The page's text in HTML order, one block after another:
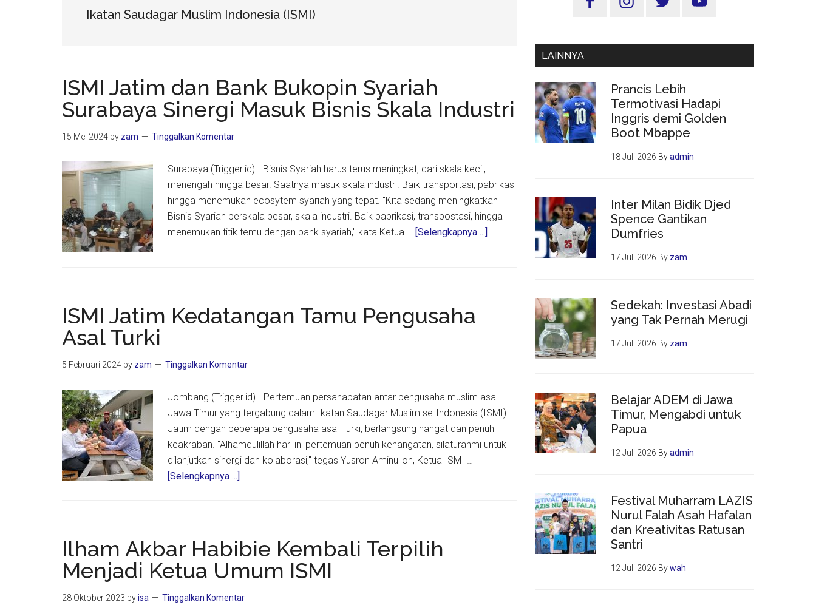
Ikatan Saudagar Muslim Indonesia (ISMI)
ISMI Jatim dan Bank Bukopin Syariah
Surabaya Sinergi Masuk Bisnis Skala Industri
15 Mei 2024 by zam Tinggalkan Komentar
Surabaya (Trigger.id) - Bisnis Syariah harus terus meningkat, dari skala kecil,
menengah hingga besar. Saatnya masuk skala industri. Baik transportasi, pabrikasi
hingga menemukan ecosytem syariah yang tepat. "Kita sedang meningkatkan
Bisnis Syariah berskala besar, skala industri. Baik pabrikasi, transpostasi, hingga
menemukan titik temu dengan bank syariah," kata Ketua … [Selengkapnya ...]
Industri
ISMI Jatim Kedatangan Tamu Pengusaha
Asal Turki
5 Februari 2024 by zam Tinggalkan Komentar
Jombang (Trigger.id) - Pertemuan persahabatan antar pengusaha muslim asal
Jawa Timur yang tergabung dalam Ikatan Saudagar Muslim se-Indonesia (ISMI)
Jatim dengan beberapa pengusaha asal Turki, berlangsung hangat dan penuh
keakraban. "Alhamdulillah hari ini pertemuan penuh kehangatan, silaturahmi untuk
dilanjutkan sinergi dan kolaborasi," tegas Yusron Aminulloh, Ketua ISMI …
[Selengkapnya ...]
Tamu
Pengusaha
Asal
Ilham Akbar Habibie Kembali Terpilih
Menjadi Ketua Umum ISMI
28 Oktober 2023 byisa Tinggalkan Komentar
Utama
LAINNYA
Prancis Lebih
Termotivasi Hadapi
Inggris demi Golden
Boot Mbappe
18 Juli 2026 Byadmin
Inter Milan Bidik Djed
Spence Gantikan
Dumfries
17 Juli 2026 By zam
Sedekah: Investasi Abadi
yang Tak Pernah Merugi
17 Juli 2026 By zam
Belajar ADEM di Jawa
Timur, Mengabdi untuk
Papua
12 Juli 2026 Byadmin
Festival Muharram LAZIS
Nurul Falah Asah Hafalan
dan Kreativitas Ratusan
Santri
12 Juli 2026 Bywah